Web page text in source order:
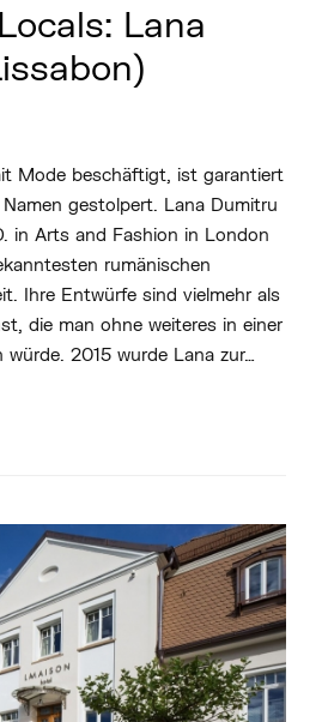
Lana
Mode beschäftigt, ist garantiert
gestolpert. Lana Dumitru
in Arts and Fashion in London
rumänischen
Ihre Entwürfe sind vielmehr als
die man ohne weiteres in einer
würde. 2015 wurde Lana zur…